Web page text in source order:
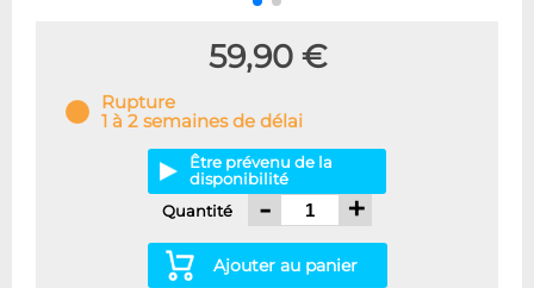
59,90 €
Rupture
1 à 2 semaines de délai
Être prévenu de la
disponibilité
Quantité
- +
Ajouter au panier